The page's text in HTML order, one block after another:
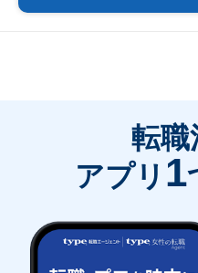
転職
アプリ 1